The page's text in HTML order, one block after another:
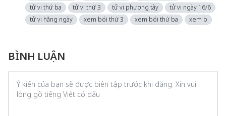
tử vi thứ ba
tử vi thứ 3 tử vi phương tây
tử vi ngày 16/6
tử vi hằng ngày
xem bói thứ 3 xem bói thứ ba xem b
BÌNH LUẬN